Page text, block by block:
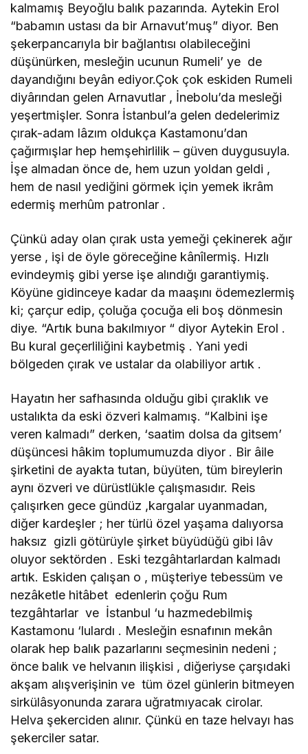
kalmamış Beyoğlu balık pazarında. Aytekin Erol
“babamın ustası da bir Arnavut’muş” diyor. Ben
şekerpancarıyla bir bağlantısı olabileceğini
düşünürken, mesleğin ucunun Rumeli’ ye de
dayandığını beyân ediyor.Çok çok eskiden Rumeli
diyârından gelen Arnavutlar , İnebolu’da mesleği
yeşertmişler. Sonra İstanbul’a gelen dedelerimiz
çırak-adam lâzım oldukça Kastamonu’dan
çağırmışlar hep hemşehirlilik – güven duygusuyla.
İşe almadan önce de, hem uzun yoldan geldi ,
hem de nasıl yediğini görmek için yemek ikrâm
edermiş merhûm patronlar .
Çünkü aday olan çırak usta yemeği çekinerek ağır
yerse , işi de öyle göreceğine kânîlermiş. Hızlı
evindeymiş gibi yerse işe alındığı garantiymiş.
Köyüne gidinceye kadar da maaşını ödemezlermiş
ki; çarçur edip, çoluğa çocuğa eli boş dönmesin
diye. “Artık buna bakılmıyor “ diyor Aytekin Erol .
Bu kural geçerliliğini kaybetmiş . Yani yedi
bölgeden çırak ve ustalar da olabiliyor artık .
Hayatın her safhasında olduğu gibi çıraklık ve
ustalıkta da eski özveri kalmamış. “Kalbini işe
veren kalmadı” derken, ‘saatim dolsa da gitsem’
düşüncesi hâkim toplumumuzda diyor . Bir âile
şirketini de ayakta tutan, büyüten, tüm bireylerin
aynı özveri ve dürüstlükle çalışmasıdır. Reis
çalışırken gece gündüz ,kargalar uyanmadan,
diğer kardeşler ; her türlü özel yaşama dalıyorsa
haksız gizli götürüyle şirket büyüdüğü gibi lâv
oluyor sektörden . Eski tezgâhtarlardan kalmadı
artık. Eskiden çalışan o , müşteriye tebessüm ve
nezâketle hitâbet edenlerin çoğu Rum
tezgâhtarlar ve İstanbul ‘u hazmedebilmiş
Kastamonu ‘lulardı . Mesleğin esnafının mekân
olarak hep balık pazarlarını seçmesinin nedeni ;
önce balık ve helvanın ilişkisi , diğeriyse çarşıdaki
akşam alışverişinin ve tüm özel günlerin bitmeyen
sirkülâsyonunda zarara uğratmıyacak cirolar.
Helva şekerciden alınır. Çünkü en taze helvayı has
şekerciler satar.